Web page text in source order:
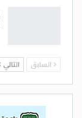
السابق التالي